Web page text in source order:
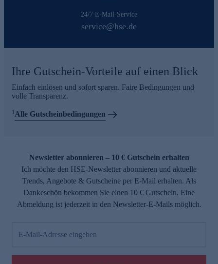
24/7 E-Mail-Service
service@hse.de
Ihre Gutschein-Vorteile auf einen Blick
Einfach einlösen und sofort sparen. Faire Bedingungen und
volle Transparenz.
1Alle Gutscheinbedingungen
Newsletter abonnieren – 10 € Gutschein erhalten
Ich möchte den HSE-Newsletter abonnieren und aktuelle
Trends, Angebote & Gutscheine per E-Mail erhalten. Als
Dankeschön bekommen Sie einen 10 € Gutschein. Eine
Abmeldung ist jederzeit in den Newsletter-E-Mails möglich.
E-Mail-Adresse eingeben